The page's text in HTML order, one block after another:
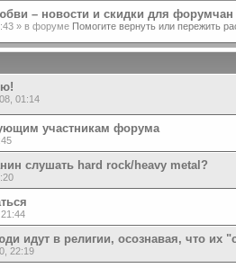
– новости и скидки для форумчан
» в форуме Помогите вернуть или пережить
01:14
участникам форума
слушать hard rock/heavy metal?
идут в религии, осознавая, что их
22:19